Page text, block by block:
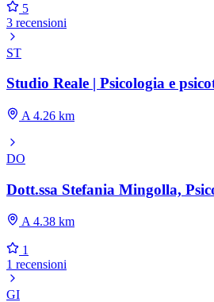
5
3 recensioni
ST
Studio Reale | Psicologia e
A 4.26 km
DO
Dott.ssa Stefania Mingolla,
A 4.38 km
1
1 recensioni
GI